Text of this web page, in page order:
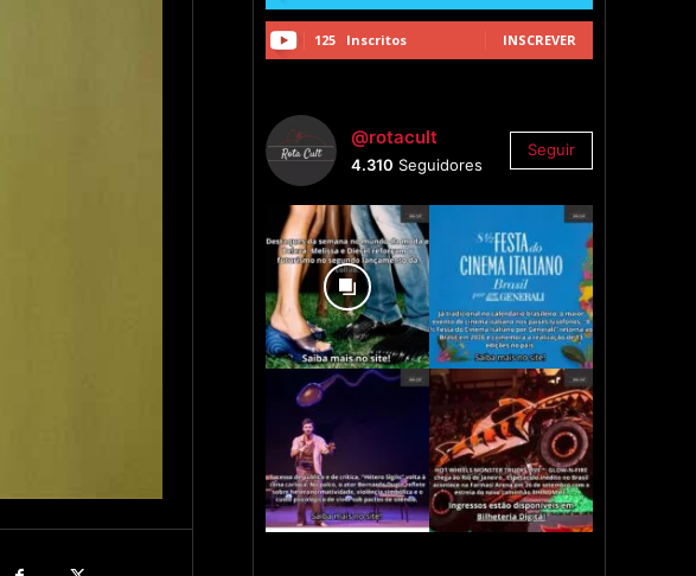
125 Inscritos INSCREVER
@rotacult
4.310 Seguidores
Seguir